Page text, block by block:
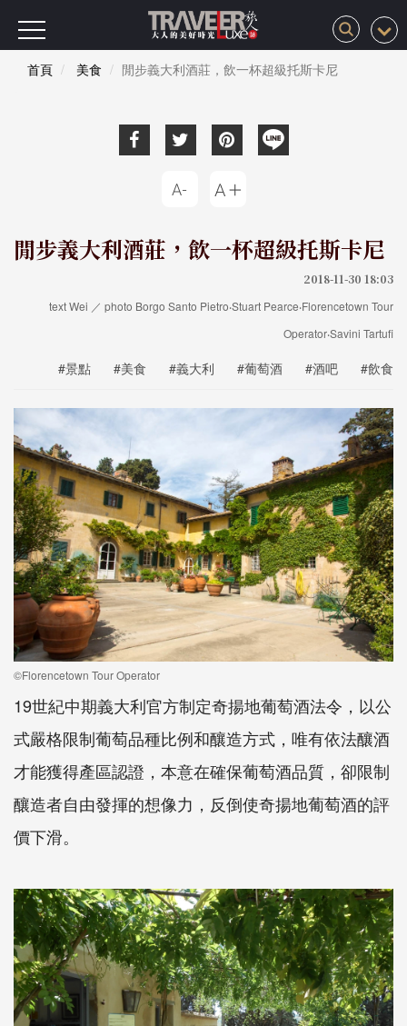
首頁 美食 閒步義大利酒莊，飲一杯超級托斯卡尼
閒步義大利酒莊，飲一杯超級托斯卡尼
2018-11-30 18:03
text Wei ／ photo Borgo Santo Pietro‧Stuart Pearce‧Florencetown Tour
Operator‧Savini Tartufi
#景點 #美食 #義大利 #葡萄酒 #酒吧 #飲食
©Florencetown Tour Operator
19世紀中期義大利官方制定奇揚地葡萄酒法令，以公
式嚴格限制葡萄品種比例和釀造方式，唯有依法釀酒
才能獲得產區認證，本意在確保葡萄酒品質，卻限制
釀造者自由發揮的想像力，反倒使奇揚地葡萄酒的評
價下滑。